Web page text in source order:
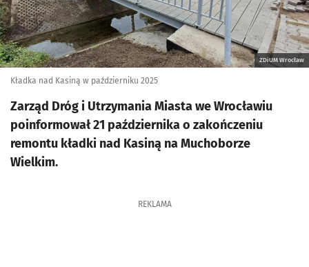
ZDiUM Wrocław
Kładka nad Kasiną w październiku 2025
Zarząd Dróg i Utrzymania Miasta we Wrocławiu
poinformował 21 października o zakończeniu
remontu kładki nad Kasiną na Muchoborze
Wielkim.
REKLAMA